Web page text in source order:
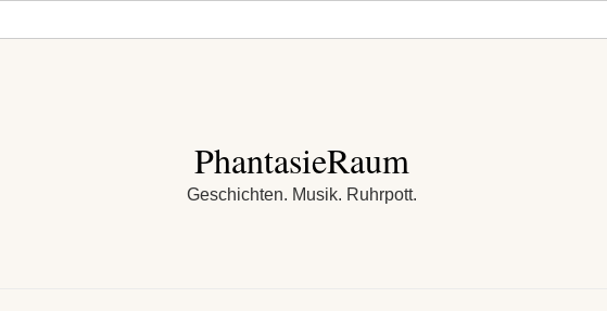
PhantasieRaum
Geschichten. Musik. Ruhrpott.